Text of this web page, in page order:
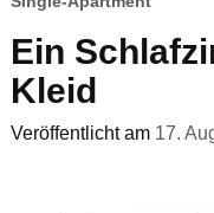
Ein
Kleid
Veröffentlicht am 17.